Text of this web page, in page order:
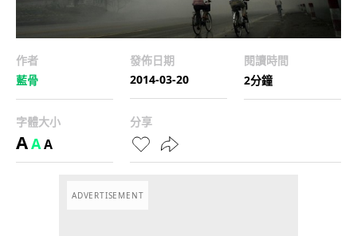
作者
藍骨
發佈日期
2014-03-20
閱讀時間
2分鐘
字體大小
AAA
分享
ADVERTISEMENT